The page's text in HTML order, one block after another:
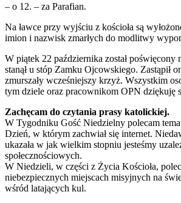
– o 12. – za Parafian.
Na ławce przy wyjściu z kościoła są
imion i nazwisk zmarłych do modlitwy
W piątek 22 października został
stanął u stóp Zamku Ojcowskiego. Zastąpił
zmurszały wcześniejszy krzyż. Wszystkim
tym dziele oraz pracownikom OPN dziękuję
Zachęcam do czytania prasy katolickiej.
W Tygodniku Gość Niedzielny polecam
Dzień, w którym zachwiał się internet.
ukazała w jak wielkim stopniu jesteśmy
społecznościowych.
W Niedzieli, w części z Życia Kościoła,
niebezpiecznych miejscach misyjnych na
wśród latających kul.